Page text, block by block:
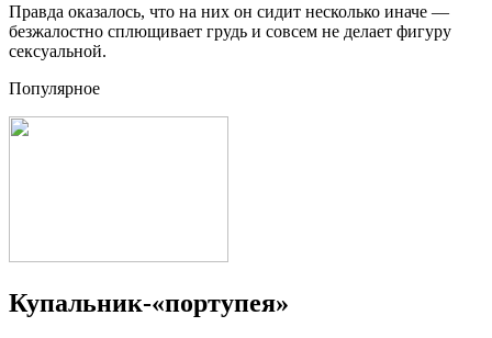
Правда оказалось, что на них он сидит несколько иначе —
безжалостно сплющивает грудь и совсем не делает фигуру
сексуальной.
Популярное
Купальник-«портупея»